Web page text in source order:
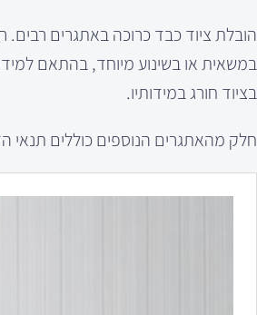
הובלת ציוד כבד כרוכה באתגרים
במשאית או בשינוע מיוחד, בהתאם
בציוד חורג במידותיו.
חלק מהאתגרים הנוספים כוללים